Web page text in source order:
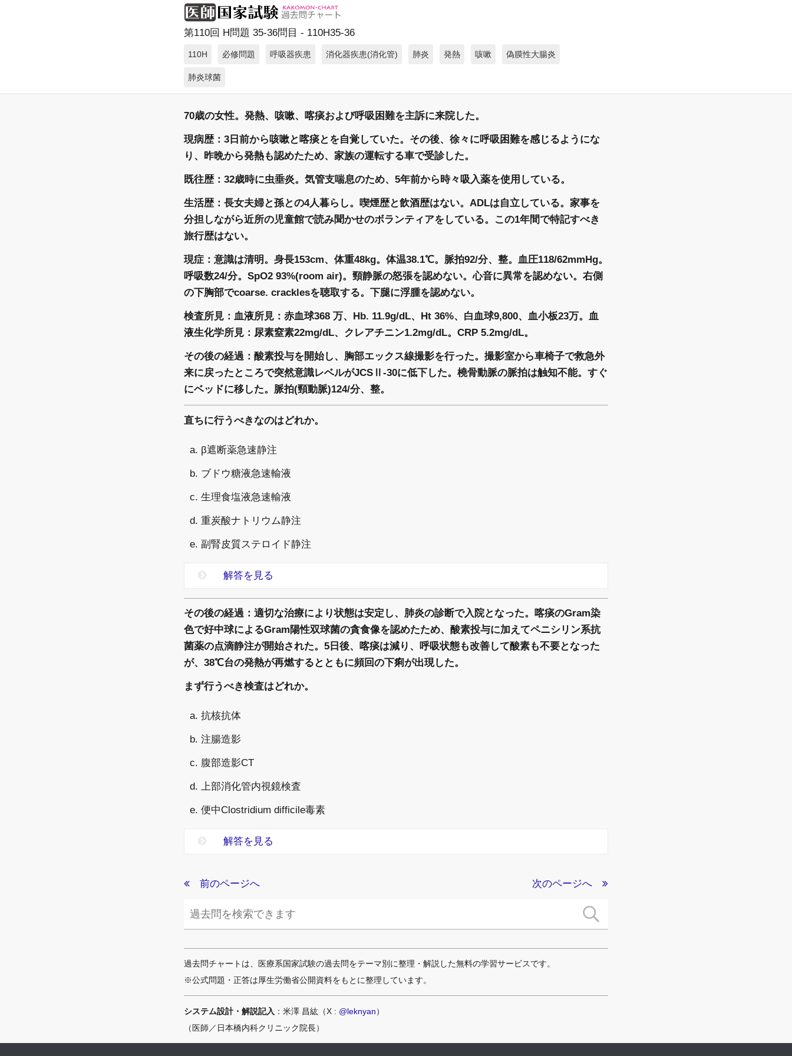
第110回 H問題 35-36問目 - 110H35-36
110H 必修問題 呼吸器疾患 消化器疾患(消化管) 肺炎 発熱 咳嗽 偽膜性大腸炎
肺炎球菌
70歳の女性。発熱、咳嗽、喀痰および呼吸困難を主訴に来院した。
現病歴：3日前から咳嗽と喀痰とを自覚していた。その後、徐々に呼吸困難を感じるようにな
り、昨晩から発熱も認めたため、家族の運転する車で受診した。
既往歴：32歳時に虫垂炎。気管支喘息のため、5年前から時々吸入薬を使用している。
生活歴：長女夫婦と孫との4人暮らし。喫煙歴と飲酒歴はない。ADLは自立している。家事を
分担しながら近所の児童館で読み聞かせのボランティアをしている。この1年間で特記すべき
旅行歴はない。
現症：意識は清明。身長153cm、体重48kg。体温38.1℃。脈拍92/分、整。血圧118/62mmHg。
呼吸数24/分。SpO2 93%(room air)。頸静脈の怒張を認めない。心音に異常を認めない。右側
の下胸部でcoarse. cracklesを聴取する。下腿に浮腫を認めない。
検査所見：血液所見：赤血球368 万、Hb. 11.9g/dL、Ht 36%、白血球9,800、血小板23万。血
液生化学所見：尿素窒素22mg/dL、クレアチニン1.2mg/dL。CRP 5.2mg/dL。
その後の経過：酸素投与を開始し、胸部エックス線撮影を行った。撮影室から車椅子で救急外
来に戻ったところで突然意識レベルがJCSⅡ-30に低下した。橈骨動脈の脈拍は触知不能。すぐ
にベッドに移した。脈拍(頸動脈)124/分、整。
直ちに行うべきなのはどれか。
a. β遮断薬急速静注
b. ブドウ糖液急速輸液
c. 生理食塩液急速輸液
d. 重炭酸ナトリウム静注
e. 副腎皮質ステロイド静注
解答を見る
その後の経過：適切な治療により状態は安定し、肺炎の診断で入院となった。喀痰のGram染
色で好中球によるGram陽性双球菌の貪食像を認めたため、酸素投与に加えてペニシリン系抗
菌薬の点滴静注が開始された。5日後、喀痰は減り、呼吸状態も改善して酸素も不要となった
が、38℃台の発熱が再燃するとともに頻回の下痢が出現した。
まず行うべき検査はどれか。
a. 抗核抗体
b. 注腸造影
c. 腹部造影CT
d. 上部消化管内視鏡検査
e. 便中Clostridium difficile毒素
解答を見る
前のページへ 次のページへ
過去問チャートは、医療系国家試験の過去問をテーマ別に整理・解説した無料の学習サービスです。
※公式問題・正答は厚生労働省公開資料をもとに整理しています。
システム設計・解説記入 ：米澤 昌紘（X : @leknyan）
（医師／日本橋内科クリニック院長）